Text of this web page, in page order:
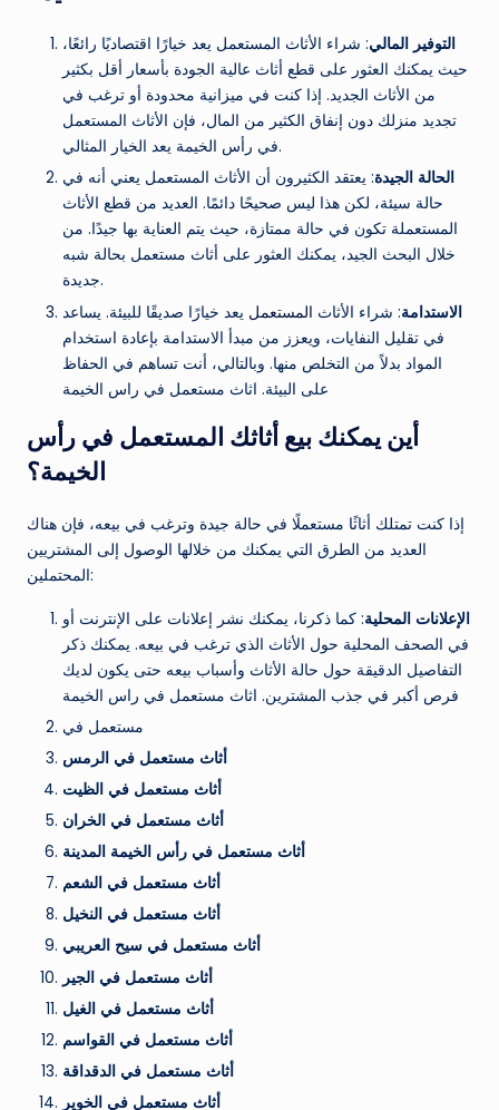
التوفير المالي: شراء الأثاث المستعمل يعد خيارًا اقتصاديًا رائعًا،
حيث يمكنك العثور على قطع أثاث عالية الجودة بأسعار أقل بكثير
من الأثاث الجديد. إذا كنت في ميزانية محدودة أو ترغب في
تجديد منزلك دون إنفاق الكثير من المال، فإن الأثاث المستعمل
في رأس الخيمة يعد الخيار المثالي.
الحالة الجيدة: يعتقد الكثيرون أن الأثاث المستعمل يعني أنه في
حالة سيئة، لكن هذا ليس صحيحًا دائمًا. العديد من قطع الأثاث
المستعملة تكون في حالة ممتازة، حيث يتم العناية بها جيدًا. من
خلال البحث الجيد، يمكنك العثور على أثاث مستعمل بحالة شبه
جديدة.
الاستدامة: شراء الأثاث المستعمل يعد خيارًا صديقًا للبيئة. يساعد
في تقليل النفايات، ويعزز من مبدأ الاستدامة بإعادة استخدام
المواد بدلاً من التخلص منها. وبالتالي، أنت تساهم في الحفاظ
على البيئة. اثاث مستعمل في راس الخيمة
أين يمكنك بيع أثاثك المستعمل في رأس
الخيمة؟
إذا كنت تمتلك أثاثًا مستعملًا في حالة جيدة وترغب في بيعه، فإن هناك
العديد من الطرق التي يمكنك من خلالها الوصول إلى المشتريين
المحتملين:
الإعلانات المحلية: كما ذكرنا، يمكنك نشر إعلانات على الإنترنت أو
في الصحف المحلية حول الأثاث الذي ترغب في بيعه. يمكنك ذكر
التفاصيل الدقيقة حول حالة الأثاث وأسباب بيعه حتى يكون لديك
فرص أكبر في جذب المشترين. اثاث مستعمل في راس الخيمة
مستعمل في
أثاث مستعمل في الرمس
أثاث مستعمل في الظيت
أثاث مستعمل في الخران
أثاث مستعمل في رأس الخيمة المدينة
أثاث مستعمل في الشعم
أثاث مستعمل في النخيل
أثاث مستعمل في سيح العريبي
أثاث مستعمل في الجير
أثاث مستعمل في الغيل
أثاث مستعمل في القواسم
أثاث مستعمل في الدقداقة
أثاث مستعمل في الخوير